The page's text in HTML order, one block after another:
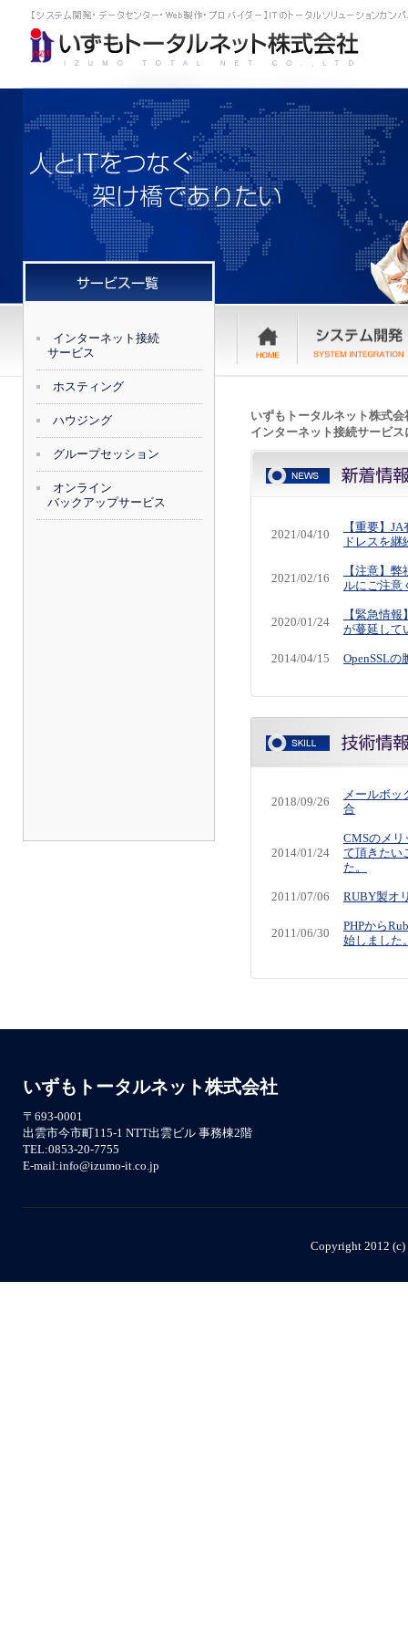
インターネット接続
サービス
ホスティング
ハウジング
グループセッション
オンライン
バックアップサービス
いずもトータルネット株式
インターネット接続サービ
2021/04/10
【重要】
ドレスを
2021/02/16
【注意】
ルにご注意
2020/01/24
【緊急情
が蔓延して
2014/04/15 OpenSSL
2018/09/26
メールボッ
合
2014/01/24
CMSのメ
て頂きたい
た。
2011/07/06 RUBY製オ
2011/06/30
PHPから
始しました
いずもトータルネット株式会社
〒693-0001
出雲市今市町115-1 NTT出雲ビル 事務棟2階
TEL:0853-20-7755
E-mail:info@izumo-it.co.jp
Copyright 2012